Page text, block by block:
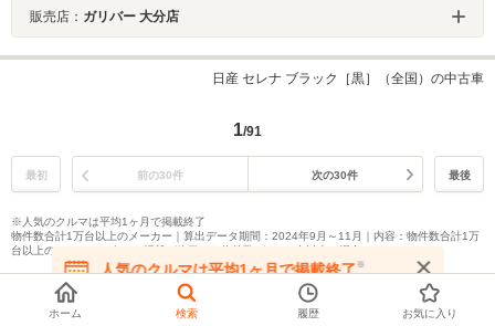
販売店： ガリバー 大分店
日産 セレナ ブラック［黒］（全国）の中古車
1/91
最初 前の30件 次の30件 最後
※人気のクルマは平均1ヶ月で掲載終了
物件数合計1万台以上のメーカー｜算出データ期間：2024年9月～11月｜内容：物件数合計1万
台以上のメーカーのうち、掲載が終了した物件数が1,000台以上の場合
人気のクルマは平均1ヶ月で掲載終了※
在庫が無くなる前にお問い合わせください
ホーム 検索 履歴 お気に入り